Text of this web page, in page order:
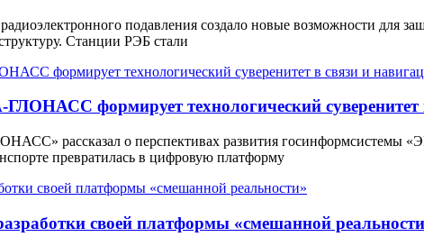
подавления создало новые возможности
Станции РЭБ стали
формирует технологический суверенитет
рассказал о перспективах развития
превратилась в цифровую платформу
своей платформы «смешанной